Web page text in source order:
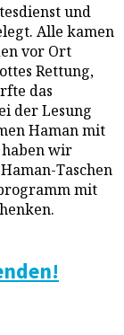
und
Alle kamen
vor Ort
Rettung,
das
der Lesung
Haman mit
wir
Taschen
mit